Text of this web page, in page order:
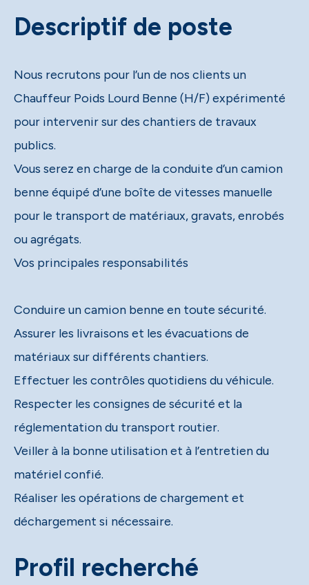
Descriptif de poste
Nous recrutons pour l’un de nos clients un
Chauffeur Poids Lourd Benne (H/F) expérimenté
pour intervenir sur des chantiers de travaux
publics.
Vous serez en charge de la conduite d’un camion
benne équipé d’une boîte de vitesses manuelle
pour le transport de matériaux, gravats, enrobés
ou agrégats.
Vos principales responsabilités
Conduire un camion benne en toute sécurité.
Assurer les livraisons et les évacuations de
matériaux sur différents chantiers.
Effectuer les contrôles quotidiens du véhicule.
Respecter les consignes de sécurité et la
réglementation du transport routier.
Veiller à la bonne utilisation et à l’entretien du
matériel confié.
Réaliser les opérations de chargement et
déchargement si nécessaire.
Profil recherché